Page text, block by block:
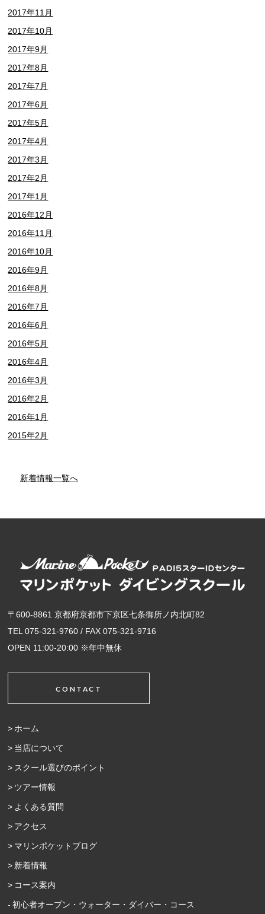
2017年11月
2017年10月
2017年9月
2017年8月
2017年7月
2017年6月
2017年5月
2017年4月
2017年3月
2017年2月
2017年1月
2016年12月
2016年11月
2016年10月
2016年9月
2016年8月
2016年7月
2016年6月
2016年5月
2016年4月
2016年3月
2016年2月
2016年1月
2015年2月
新着情報一覧へ
〒600-8861 京都府京都市下京区七条御所ノ内北町82
TEL 075-321-9760 / FAX 075-321-9716
OPEN 11:00-20:00 ※年中無休
CONTACT
ホーム
当店について
スクール選びのポイント
ツアー情報
よくある質問
アクセス
マリンポケットブログ
新着情報
コース案内
初心者オープン・ウォーター・ダイバー・コース